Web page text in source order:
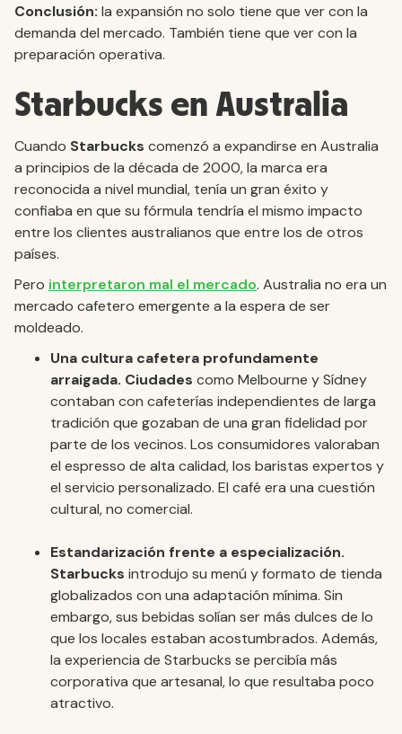
Conclusión: la expansión no solo tiene que ver con la
demanda del mercado. También tiene que ver con la
preparación operativa.
Starbucks en Australia
Cuando Starbucks comenzó a expandirse en Australia
a principios de la década de 2000, la marca era
reconocida a nivel mundial, tenía un gran éxito y
confiaba en que su fórmula tendría el mismo impacto
entre los clientes australianos que entre los de otros
países.
Pero interpretaron mal el mercado. Australia no era un
mercado cafetero emergente a la espera de ser
moldeado.
Una cultura cafetera profundamente
arraigada. Ciudades como Melbourne y Sídney
contaban con cafeterías independientes de larga
tradición que gozaban de una gran fidelidad por
parte de los vecinos. Los consumidores valoraban
el espresso de alta calidad, los baristas expertos y
el servicio personalizado. El café era una cuestión
cultural, no comercial.
Estandarización frente a especialización.
Starbucks introdujo su menú y formato de tienda
globalizados con una adaptación mínima. Sin
embargo, sus bebidas solían ser más dulces de lo
que los locales estaban acostumbrados. Además,
la experiencia de Starbucks se percibía más
corporativa que artesanal, lo que resultaba poco
atractivo.